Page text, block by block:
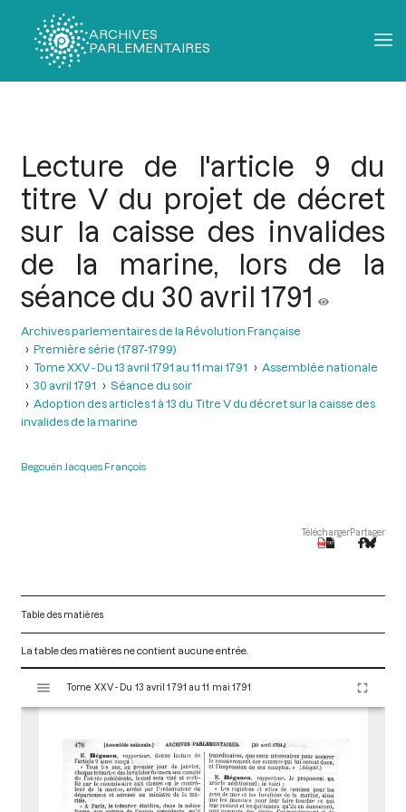
ARCHIVES
PARLEMENTAIRES
Lecture de l'article 9 du
titre V du projet de décret
sur la caisse des invalides
de la marine, lors de la
séance du 30 avril 1791
Archives parlementaires de la Révolution Française
Première série (1787-1799)
Tome XXV - Du 13 avril 1791 au 11 mai 1791
Assemblée nationale
30 avril 1791
Séance du soir
Adoption des articles 1 à 13 du Titre V du décret sur la caisse des
invalides de la marine
Begouën Jacques François
TéléchargerPartager
Table des matières
La table des matières ne contient aucune entrée.
s
Tome XXV - Du 13 avril 1791 au 11 mai 1791